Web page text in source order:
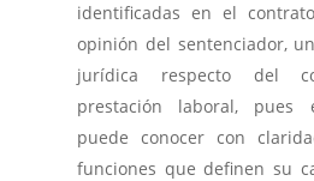
identificadas en el
opinión del sentenciador,
jurídica respecto del
prestación laboral, pues
puede conocer con
funciones que definen su